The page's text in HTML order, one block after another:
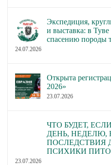
Экспедиция,
и выставка: в
спасению породы
24.07.2026
Открыта
2026»
23.07.2026
ЧТО БУДЕТ,
ДЕНЬ, НЕДЕЛЮ,
ПОСЛЕДСТВИЯ
ПСИХИКИ
23.07.2026